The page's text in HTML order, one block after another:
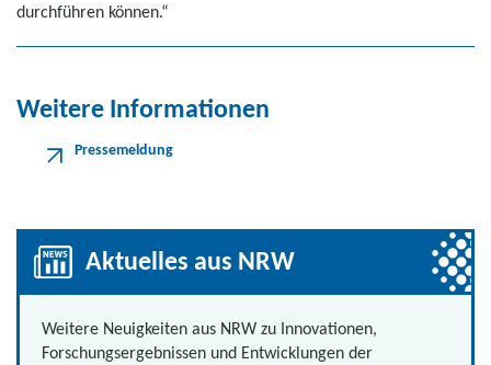
durchführen können.“
Weitere Informationen
Pressemeldung
Aktuelles aus NRW
Weitere Neuigkeiten aus NRW zu Innovationen,
Forschungsergebnissen und Entwicklungen der